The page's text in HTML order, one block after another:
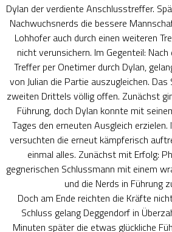
Dylan der verdiente Anschlusstreffer.
Nachwuchsnerds die bessere
Lohhofer auch durch einen weiteren
nicht verunsichern. Im Gegenteil:
Treffer per Onetimer durch Dylan,
von Julian die Partie auszugleichen. Das
zweiten Drittels völlig offen. Zunächst
Führung, doch Dylan konnte mit
Tages den erneuten Ausgleich
versuchten die erneut kämpferisch
einmal alles. Zunächst mit Erfolg:
gegnerischen Schlussmann mit einem
und die Nerds in Führung
Doch am Ende reichten die Kräfte
Schluss gelang Deggendorf in
Minuten später die etwas glückliche